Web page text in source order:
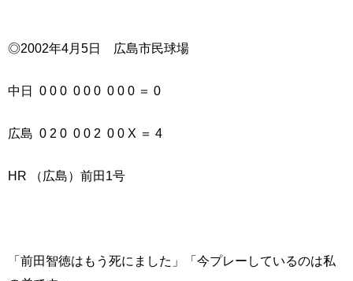
◎2002年4月5日 広島市民球場
中日 0 0 0 0 0 0 0 0 0 ＝ 0
広島 0 2 0 0 0 2 0 0 X ＝ 4
HR （広島）前田1号
「前田智徳はもう死にました」「今プレーしているのは私